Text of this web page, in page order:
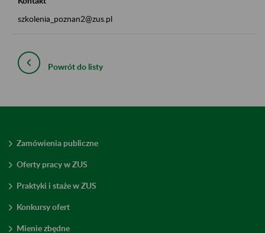
szkolenia_poznan2@zus.pl
Powrót do listy
Zamówienia publiczne
Oferty pracy w ZUS
Praktyki i staże w ZUS
Konkursy ofert
Mienie zbędne